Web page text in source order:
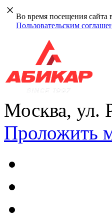
Во время посещения сайта
Пользовательским
Москва, ул.
Проложить